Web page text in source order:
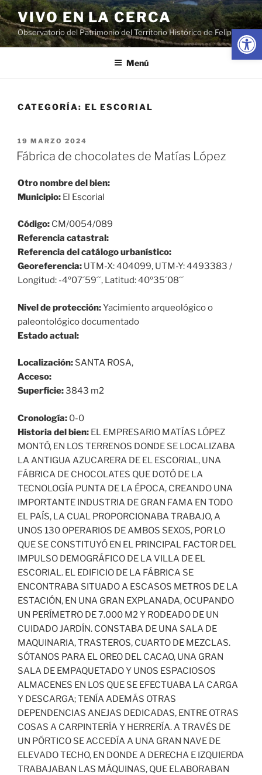
Abrir
Saltar
al
contenido
VIVO EN LA CERCA
Observatorio del Patrimonio del Territorio Histórico de Felipe II
Menú
CATEGORÍA: EL ESCORIAL
PUBLICADO
EL
19 MARZO 2024
Fábrica de chocolates de Matías López
Otro nombre del bien:
Municipio: El Escorial
Código: CM/0054/089
Referencia catastral:
Referencia del catálogo urbanístico:
Georeferencia: UTM-X: 404099, UTM-Y: 4493383 /
Longitud: -4º07´59´´, Latitud: 40º35´08´´
Nivel de protección:Yacimiento arqueológico o
paleontológico documentado
Estado actual:
Localización: SANTA ROSA,
Acceso:
Superficie:3843 m2
Cronología: 0-0
Historia del bien: EL EMPRESARIO MATÍAS LÓPEZ
MONTÓ, EN LOS TERRENOS DONDE SE LOCALIZABA
LA ANTIGUA AZUCARERA DE EL ESCORIAL, UNA
FÁBRICA DE CHOCOLATES QUE DOTÓ DE LA
TECNOLOGÍA PUNTA DE LA ÉPOCA, CREANDO UNA
IMPORTANTE INDUSTRIA DE GRAN FAMA EN TODO
EL PAÍS, LA CUAL PROPORCIONABA TRABAJO, A
UNOS 130 OPERARIOS DE AMBOS SEXOS, POR LO
QUE SE CONSTITUYÓ EN EL PRINCIPAL FACTOR DEL
IMPULSO DEMOGRÁFICO DE LA VILLA DE EL
ESCORIAL. EL EDIFICIO DE LA FÁBRICA SE
ENCONTRABA SITUADO A ESCASOS METROS DE LA
ESTACIÓN, EN UNA GRAN EXPLANADA, OCUPANDO
UN PERÍMETRO DE 7.000 M2 Y RODEADO DE UN
CUIDADO JARDÍN. CONSTABA DE UNA SALA DE
MAQUINARIA, TRASTEROS, CUARTO DE MEZCLAS.
SÓTANOS PARA EL OREO DEL CACAO, UNA GRAN
SALA DE EMPAQUETADO Y UNOS ESPACIOSOS
ALMACENES EN LOS QUE SE EFECTUABA LA CARGA
Y DESCARGA; TENÍA ADEMÁS OTRAS
DEPENDENCIAS ANEJAS DEDICADAS, ENTRE OTRAS
COSAS A CARPINTERÍA Y HERRERÍA. A TRAVÉS DE
UN PÓRTICO SE ACCEDÍA A UNA GRAN NAVE DE
ELEVADO TECHO, EN DONDE A DERECHA E IZQUIERDA
TRABAJABAN LAS MÁQUINAS, QUE ELABORABAN